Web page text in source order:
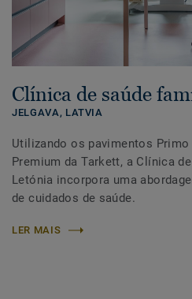
Clínica de saúde
JELGAVA, LATVIA
Utilizando os pavimentos
Premium da Tarkett, a Clínica
Letónia incorpora uma
de cuidados de saúde.
LER MAIS